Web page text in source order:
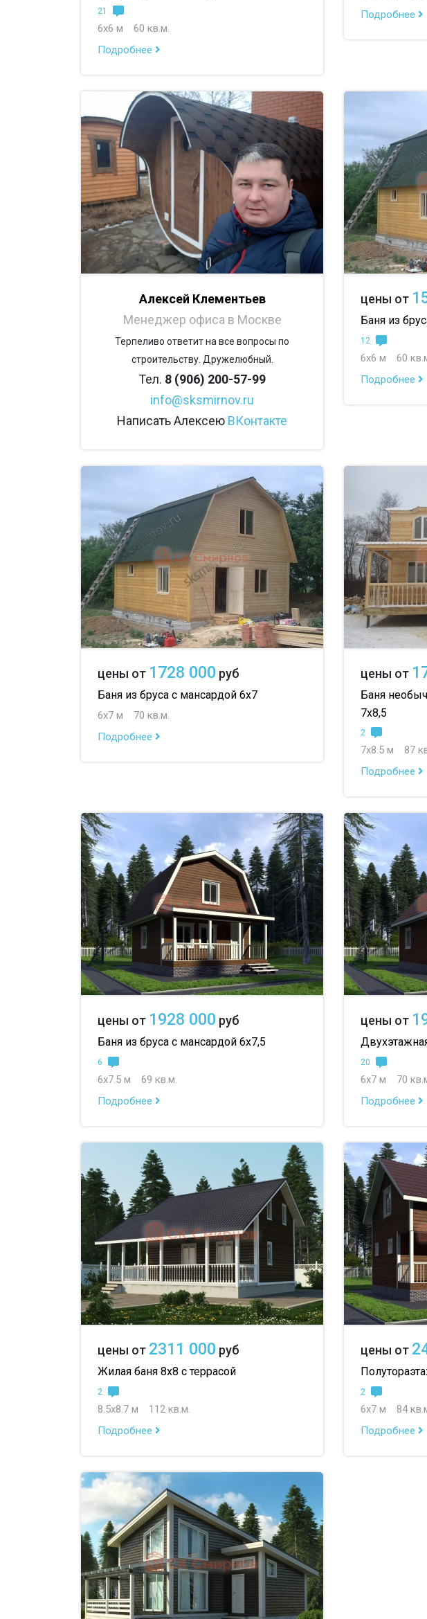
21
6х6 м
60 кв.м.
Подробнее
Подробнее
Алексей Клементьев
Менеджер офиса в Москве
Терпеливо ответит на все вопросы по
строительству. Дружелюбный.
Тел. 8 (906) 200-57-99
info@sksmirnov.ru
Написать Алексею ВКонтакте
цены от
Баня из
12
6х6 м
60
Подробнее
цены от 1728 000 руб
Баня из бруса с мансардой 6х7
6х7 м
70 кв.м.
Подробнее
цены от
Баня
7х8,5
2
7х8.5 м
87
Подробнее
цены от 1928 000 руб
Баня из бруса с мансардой 6х7,5
6
6х7.5 м
69 кв.м.
Подробнее
цены от
20
6х7 м
70
Подробнее
цены от 2311 000 руб
Жилая баня 8х8 с террасой
2
8.5х8.7 м
112 кв.м.
Подробнее
цены от
2
6х7 м
84
Подробнее